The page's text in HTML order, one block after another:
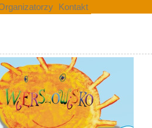
Kontakt